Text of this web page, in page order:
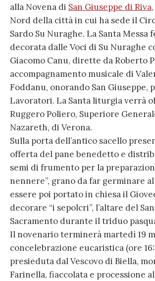
alla Novena di San Giuseppe di Riva
Nord della città in cui ha sede il
Sardo Su Nuraghe. La Santa Messa
decorata dalle Voci di Su Nuraghe
Giacomo Canu, dirette da Roberto
accompagnamento musicale di
Foddanu, onorando San Giuseppe,
Lavoratori. La Santa liturgia verrà
Ruggero Poliero, Superiore
Nazareth, di Verona.
Sulla porta dell’antico sacello
offerta del pane benedetto e
semi di frumento per la
nennere”, grano da far germinare
essere poi portato in chiesa il
decorare “i sepolcri”, l’altare del
Sacramento durante il triduo
Il novenario terminerà martedì 19
concelebrazione eucaristica (ore
presieduta dal Vescovo di Biella,
Farinella, fiaccolata e processione